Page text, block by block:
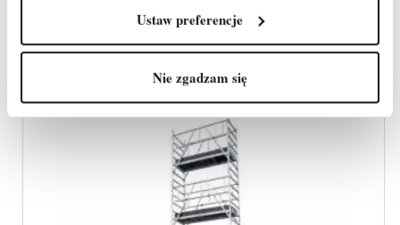
Ustaw preferencje
Nie zgadzam się